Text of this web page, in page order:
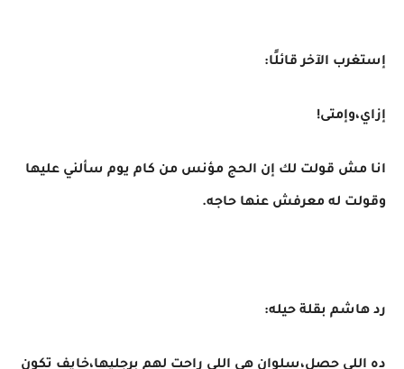
إستغرب الآخر قائلًا:
إزاي،وإمتى!
انا مش قولت لك إن الحج مؤنس من كام يوم سألني عليها
وقولت له معرفش عنها حاجه.
رد هاشم بقلة حيله:
ده اللى حصل،سلوان هي اللى راحت لهم برِجليها،خايف تكون